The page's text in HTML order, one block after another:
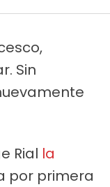
Sin
Rial la
por primera